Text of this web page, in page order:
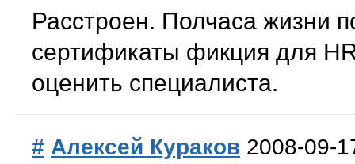
Расстроен. Полчаса жизни
сертификаты фикция для
оценить специалиста.
# Алексей Кураков 2008-09-